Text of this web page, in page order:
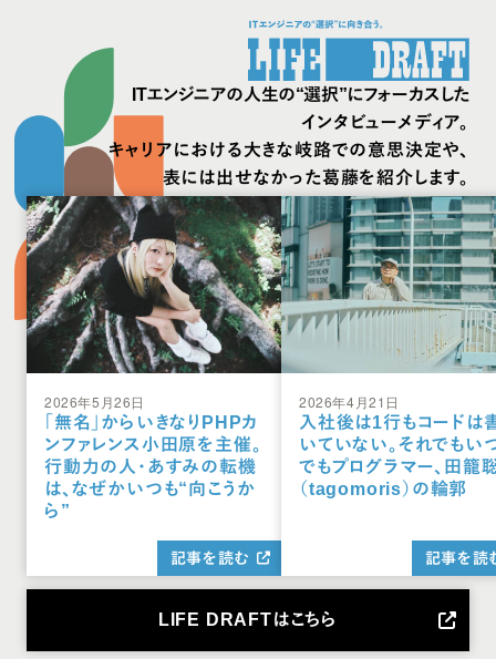
ITエンジニアの人生の“選択”にフォーカスした
インタビューメディア。
キャリアにおける大きな岐路での意思決定や、
表には出せなかった葛藤を紹介します。
2026年5月26日
「無名」からいきなりPHPカ
ンファレンス小田原を主催。
行動力の人・あすみの転機
は、なぜかいつも“向こうか
ら”
記事を読む
2026年4月21日
入社後は1行もコードは
いていない。それでもい
でもプログラマー、田籠
（tagomoris）の輪郭
記事を読
LIFE DRAFTはこちら